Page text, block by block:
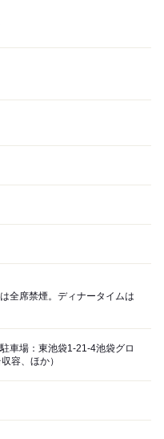
は全席禁煙。ディナータイムは
車場：東池袋1-21-4池袋グロ
容、ほか）